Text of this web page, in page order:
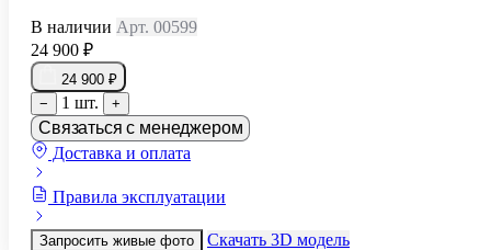
В наличии Арт. 00599
24 900 ₽
24 900 ₽
−
1 шт. +
Связаться с менеджером
Доставка и оплата
Правила эксплуатации
Запросить живые фото Скачать 3D модель